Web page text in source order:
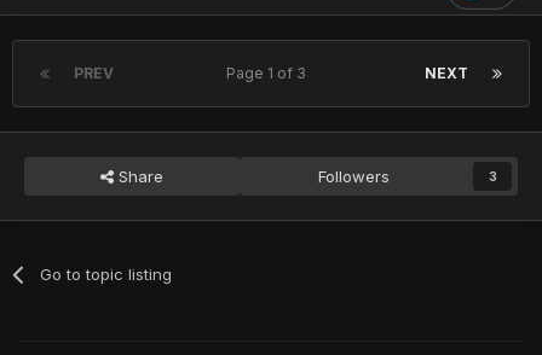
PREV NEXT
Page 1 of 3
Share Followers 3
Go to topic listing